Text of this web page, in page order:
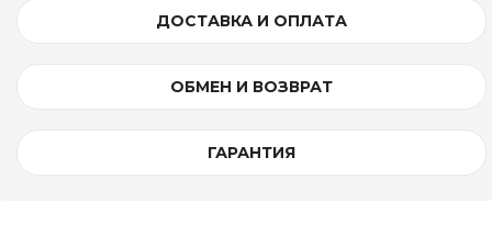
ДОСТАВКА И ОПЛАТА
ОБМЕН И ВОЗВРАТ
ГАРАНТИЯ